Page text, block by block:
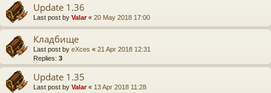
Update 1.36
Last post by Valar« 20 May 2018 17:00
Кладбище
Last post by eXces « 21 Apr 2018 12:31
Replies: 3
Update 1.35
Last post by Valar« 13 Apr 2018 11:28